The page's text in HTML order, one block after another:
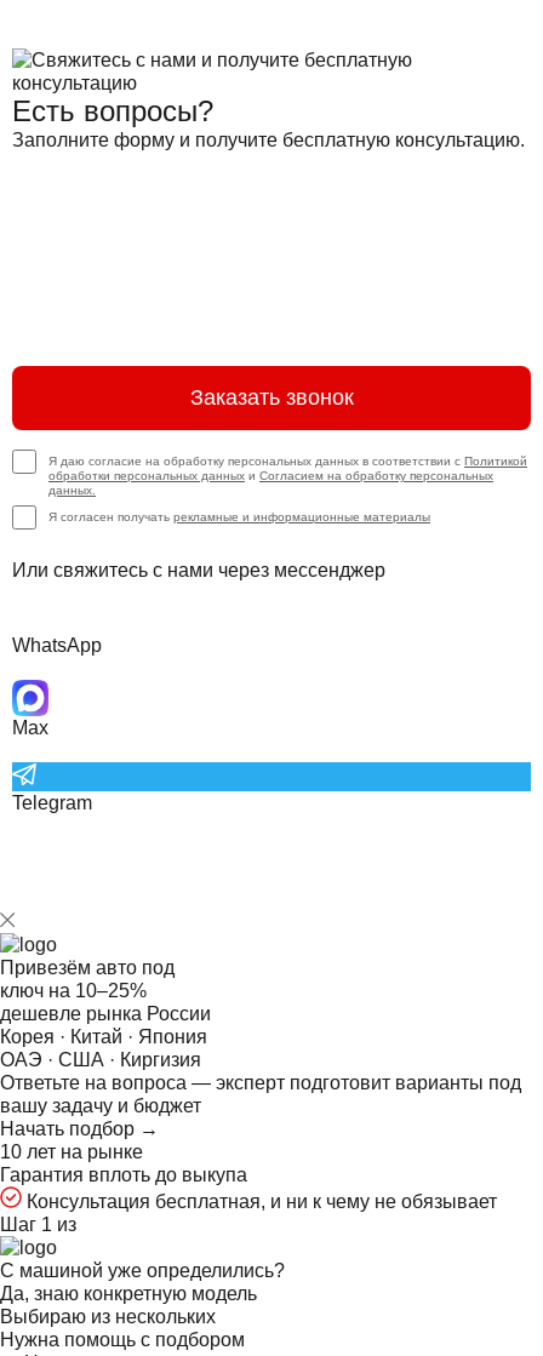
Есть вопросы?
Заполните форму и получите бесплатную консультацию.
Заказать звонок
Я даю согласие на обработку персональных данных в соответствии с Политикой
обработки персональных данных и Согласием на обработку персональных
данных.
Я согласен получать рекламные и информационные материалы
Или свяжитесь с нами через мессенджер
WhatsApp
Max
Telegram
Привезём авто под
ключ на 10–25%
дешевле рынка России
Корея · Китай · Япония
ОАЭ · США · Киргизия
Ответьте на вопроса — эксперт подготовит варианты под
вашу задачу и бюджет
Начать подбор →
10 лет на рынке
Гарантия вплоть до выкупа
Консультация бесплатная, и ни к чему не обязывает
Шаг 1 из
С машиной уже определились?
Да, знаю конкретную модель
Выбираю из нескольких
Нужна помощь с подбором